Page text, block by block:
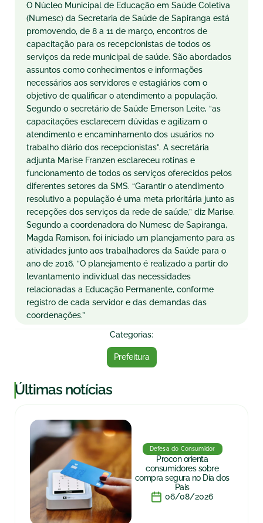
O Núcleo Municipal de Educação em Saúde Coletiva
(Numesc) da Secretaria de Saúde de Sapiranga está
promovendo, de 8 a 11 de março, encontros de
capacitação para os recepcionistas de todos os
serviços da rede municipal de saúde. São abordados
assuntos como conhecimentos e informações
necessários aos servidores e estagiários com o
objetivo de qualificar o atendimento a população.
Segundo o secretário de Saúde Emerson Leite, “as
capacitações esclarecem dúvidas e agilizam o
atendimento e encaminhamento dos usuários no
trabalho diário dos recepcionistas”. A secretária
adjunta Marise Franzen esclareceu rotinas e
funcionamento de todos os serviços oferecidos pelos
diferentes setores da SMS. “Garantir o atendimento
resolutivo a população é uma meta prioritária junto as
recepções dos serviços da rede de saúde,” diz Marise.
Segundo a coordenadora do Numesc de Sapiranga,
Magda Ramison, foi iniciado um planejamento para as
atividades junto aos trabalhadores da Saúde para o
ano de 2016. “O planejamento é realizado a partir do
levantamento individual das necessidades
relacionadas a Educação Permanente, conforme
registro de cada servidor e das demandas das
coordenações.”
Categorias:
Prefeitura
|Últimas notícias
Defesa do Consumidor
Procon orienta
consumidores sobre
compra segura no Dia dos
Pais
06/08/2026